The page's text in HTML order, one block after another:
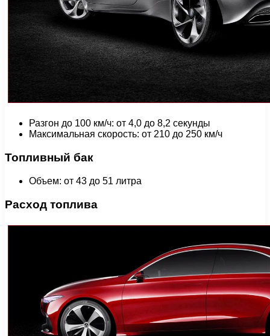
Разгон до 100 км/ч: от 4,0 до 8,2 секунды
Максимальная скорость: от 210 до 250 км/ч
Топливный бак
Объем: от 43 до 51 литра
Расход топлива